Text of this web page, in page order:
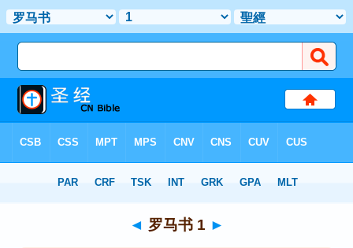
> 罗马书 1
◄ 罗马书 1 ►